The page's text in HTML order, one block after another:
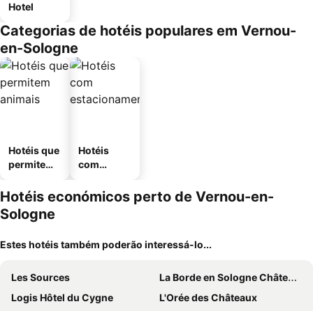
Hotel
Categorias de hotéis populares em Vernou-
en-Sologne
Hotéis que
permitem
Hotéis
com
mento
Hotéis económicos perto de Vernou-en-
Sologne
Estes hotéis também poderão interessá-lo...
Les Sources
La Borde en Sologne Château & Spa
Logis Hôtel du Cygne
L'Orée des Châteaux